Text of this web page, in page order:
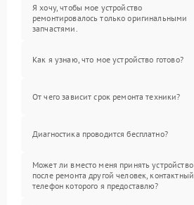
Я хочу, чтобы мое устройство
ремонтировалось только оригинальными
запчастями.
Как я узнаю, что мое устройство готово?
От чего зависит срок ремонта техники?
Диагностика проводится бесплатно?
Может ли вместо меня принять устройство
после ремонта другой человек, контактный
телефон которого я предоставлю?